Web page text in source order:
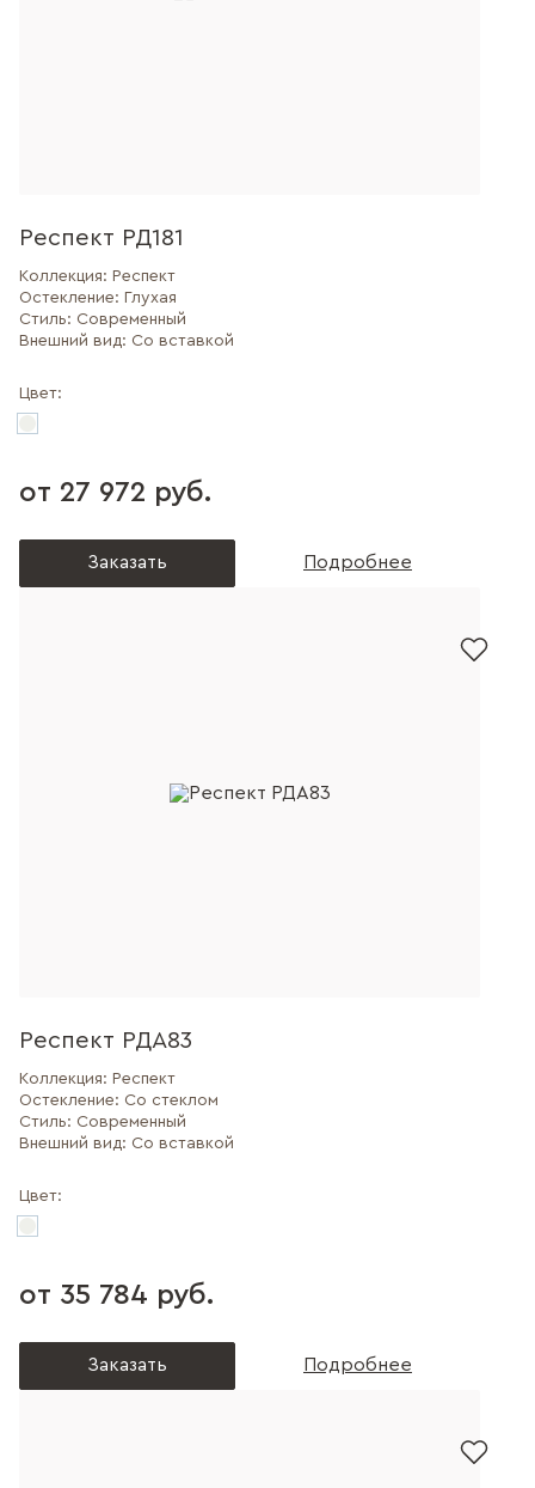
Респект РД181
Коллекция: Респект
Остекление: Глухая
Стиль: Современный
Внешний вид: Со вставкой
Цвет:
от 27 972 руб.
Заказать Подробнее
Респект РДА83
Коллекция: Респект
Остекление: Со стеклом
Стиль: Современный
Внешний вид: Со вставкой
Цвет:
от 35 784 руб.
Заказать Подробнее